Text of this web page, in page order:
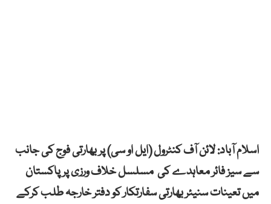
اسلام آباد: لائن آف کنٹرول (ایل او سی) پر بھارتی فوج کی جانب
سے سیز فائر معاہدے کی مسلسل خلاف ورزی پر پاکستان
میں تعینات سنیئر بھارتی سفارتکار کو دفتر خارجہ طلب کرکے